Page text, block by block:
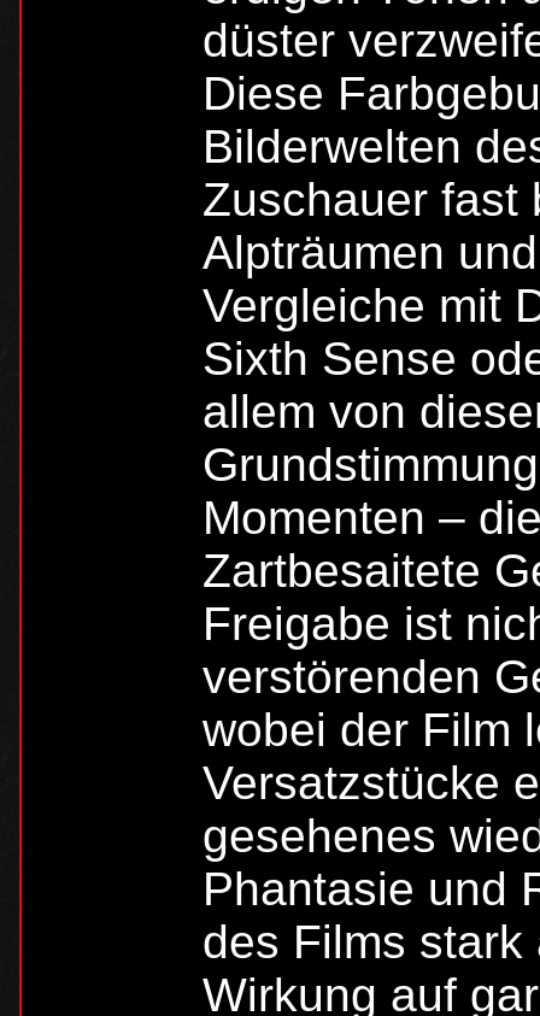
düster
Diese
Bilderwelten
Zuschauer fast
Alpträumen
Vergleiche mit
Sixth Sense
allem von
Momenten –
Zartbesaitete
Freigabe ist
verstörenden
wobei der Film
Versatzstücke
gesehenes
Phantasie und
des Films
Wirkung auf